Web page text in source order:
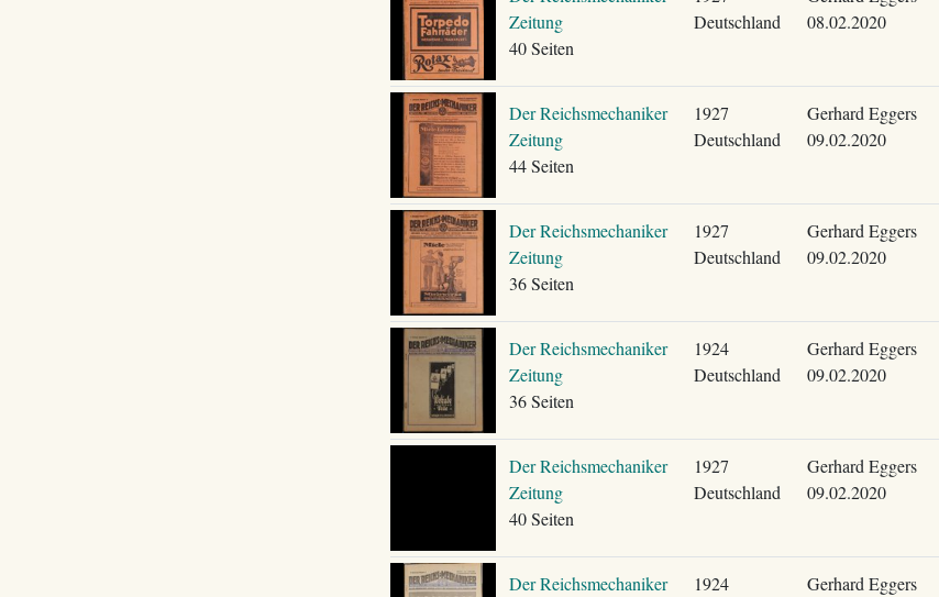
Zeitung
40 Seiten
Deutschland
08.02.2020
Der Reichsmechaniker
Zeitung
44 Seiten
1927
Deutschland
Gerhard Eggers
09.02.2020
Der Reichsmechaniker
Zeitung
36 Seiten
1927
Deutschland
Gerhard Eggers
09.02.2020
Der Reichsmechaniker
Zeitung
36 Seiten
1924
Deutschland
Gerhard Eggers
09.02.2020
Der Reichsmechaniker
Zeitung
40 Seiten
1927
Deutschland
Gerhard Eggers
09.02.2020
Der Reichsmechaniker
1924
Gerhard Eggers